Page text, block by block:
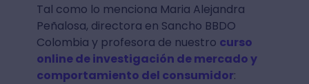
Tal como lo menciona Maria Alejandra
Peñalosa, directora en Sancho BBDO
Colombia y profesora de nuestro curso
online de investigación de mercado y
comportamiento del consumidor: